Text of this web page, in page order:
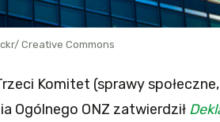
Creative Commons
Komitet (sprawy
Ogólnego ONZ zatwierdził